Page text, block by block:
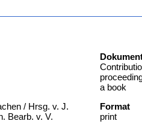
/ Hrsg. v. J.
Bearb. v. V.
a book
Format
print